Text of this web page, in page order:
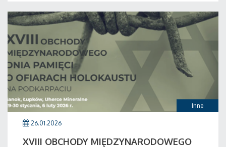
Inne
26.01.2026
XVIII OBCHODY MIĘDZYNARODOWEGO